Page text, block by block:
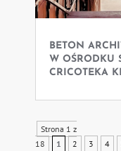
BETON
W OŚRODKU
CRICOTEKA
Strona 1 z
18
1 2 3 4